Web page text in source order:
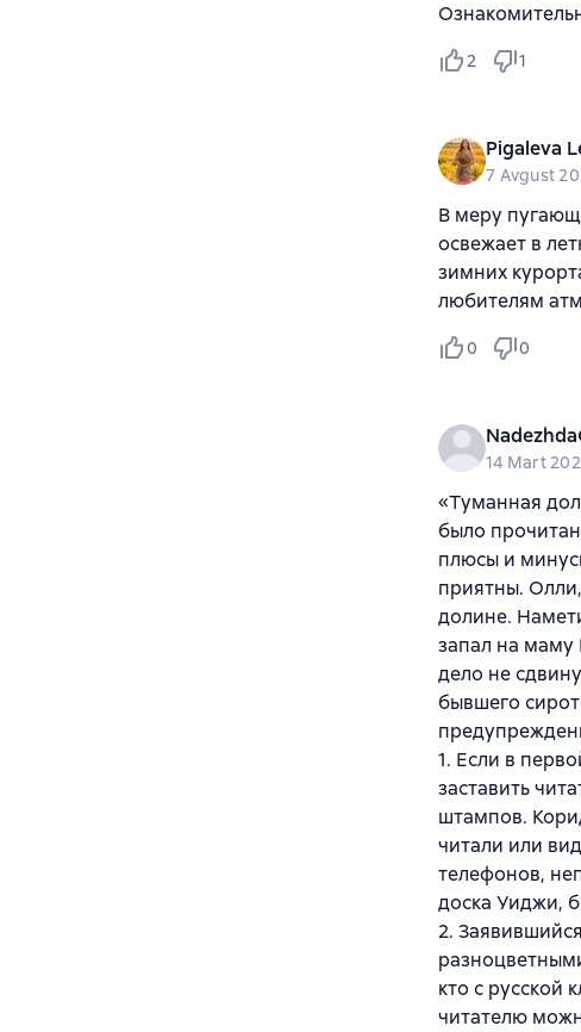
2 1
Pigaleva
7 Avgust
В меру
освежает в
зимних
любителям
0 0
14 Mart
«Туманная
было
плюсы и
приятны.
долине.
запал на маму
дело не
бывшего
1. Если в
заставить
штампов.
читали или
телефонов,
доска Уиджи,
2.
кто с русской
читателю